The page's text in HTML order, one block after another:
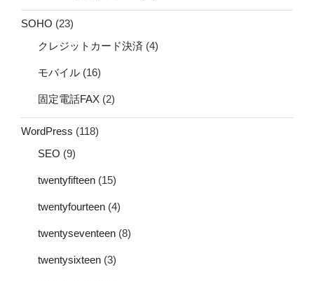
SOHO (23)
クレジットカード決済 (4)
モバイル (16)
固定電話FAX (2)
WordPress (118)
SEO (9)
twentyfifteen (15)
twentyfourteen (4)
twentyseventeen (8)
twentysixteen (3)